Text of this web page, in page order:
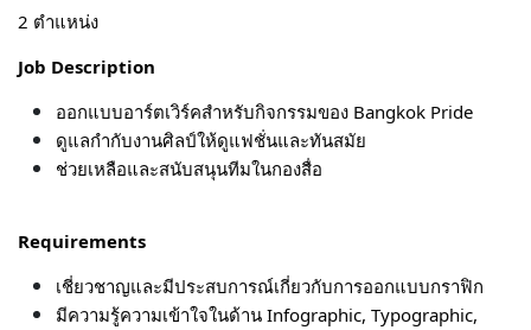
2 ตำแหน่ง
Job Description
ออกแบบอาร์ตเวิร์คสำหรับกิจกรรมของ Bangkok Pride
ดูแลกำกับงานศิลป์ให้ดูแฟชั่นและทันสมัย
ช่วยเหลือและสนับสนุนทีมในกองสื่อ
Requirements
เชี่ยวชาญและมีประสบการณ์เกี่ยวกับการออกแบบกราฟิก
มีความรู้ความเข้าใจในด้าน Infographic, Typographic,